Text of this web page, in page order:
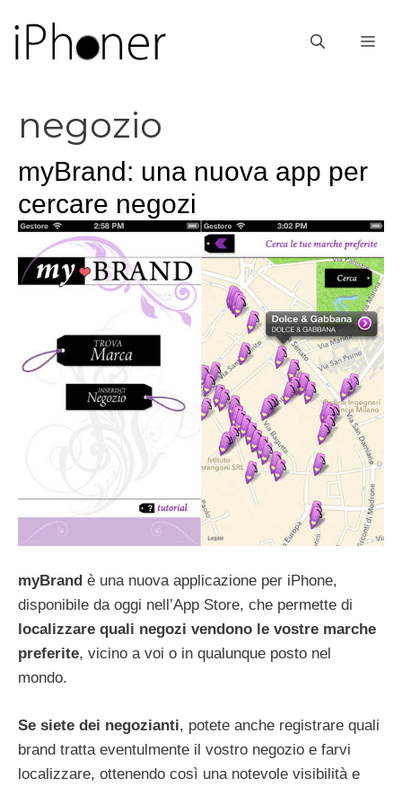
contenuto
negozio
myBrand: una nuova app per
cercare negozi
myBrand è una nuova applicazione per iPhone,
disponibile da oggi nell’App Store, che permette di
localizzare quali negozi vendono le vostre marche
preferite, vicino a voi o in qualunque posto nel
mondo.
Se siete dei negozianti, potete anche registrare quali
brand tratta eventulmente il vostro negozio e farvi
localizzare, ottenendo così una notevole visibilità e